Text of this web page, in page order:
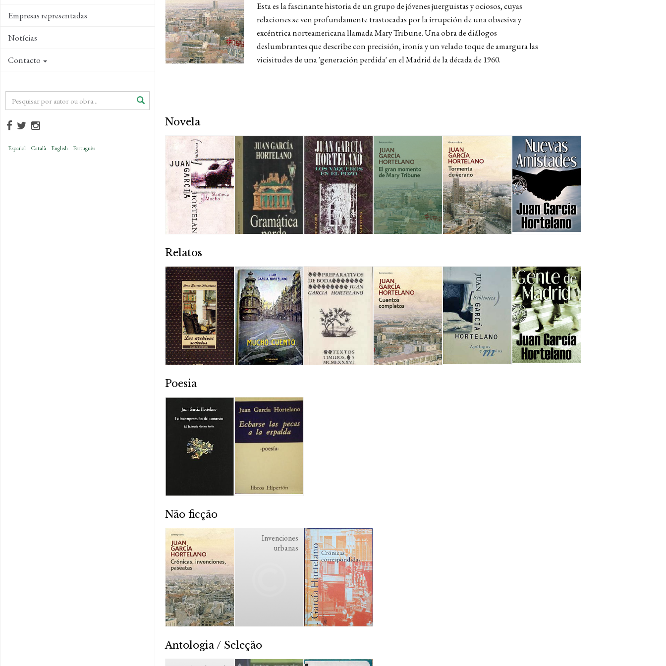
Empresas representadas
Notícias
Contacto
Español Català English Português
Esta es la fascinante historia de un grupo de jóvenes juerguistas y ociosos, cuyas
relaciones seven profundamente trastocadas por la irrupción de una obsesiva y
excéntrica norteamericana llamada Mary Tribune. Una obra de diálogos
deslumbrantes que describe con precisión, ironía y un velado toque de amargura las
vicisitudes de una 'generación perdida' en el Madrid de la década de 1960.
Novela
Relatos
Poesia
Não ficção
Invenciones
urbanas
Antologia / Seleção